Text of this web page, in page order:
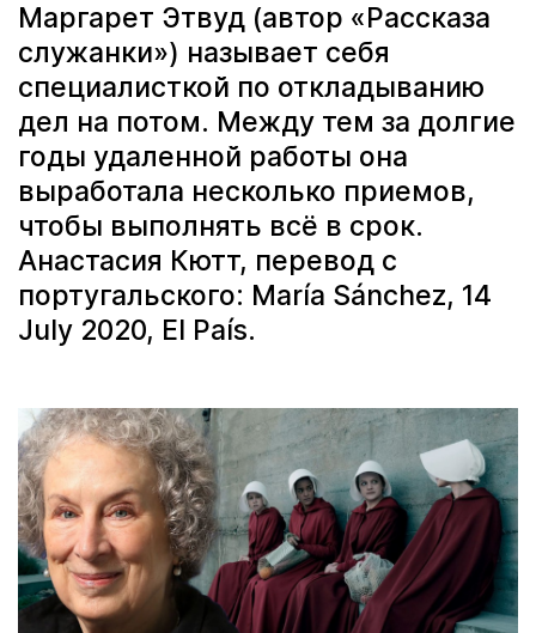
Маргарет Этвуд (автор «Рассказа
служанки») называет себя
специалисткой по откладыванию
дел на потом. Между тем за долгие
годы удаленной работы она
выработала несколько приемов,
чтобы выполнять всё в срок.
Анастасия Кютт, перевод с
португальского: María Sánchez, 14
July 2020, El País.